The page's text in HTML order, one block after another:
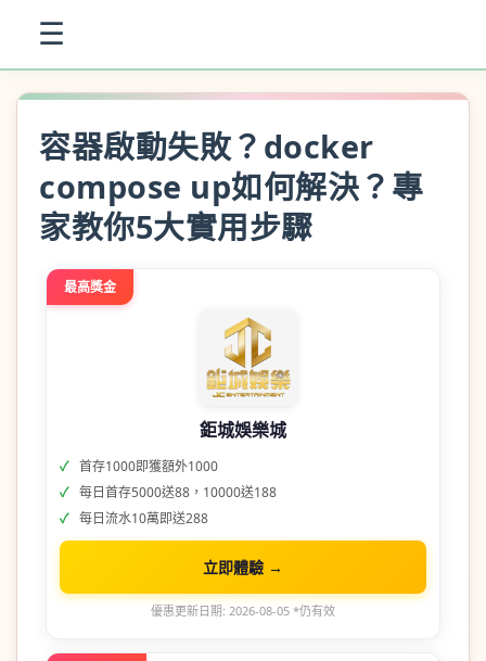
☰
容器啟動失敗？docker
compose up如何解決？專
家教你5大實用步驟
最高獎金
鉅城娛樂城
首存1000即獲額外1000
每日首存5000送88，10000送188
每日流水10萬即送288
立即體驗 →
優惠更新日期: 2026-08-05 *仍有效